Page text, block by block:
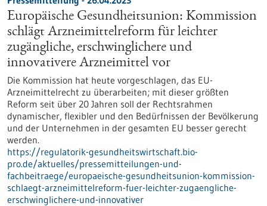
Europäische Gesundheitsunion: Kommission
schlägt Arzneimittelreform für leichter
zugängliche, erschwinglichere und
innovativere Arzneimittel vor
Die Kommission hat heute vorgeschlagen, das EU-
Arzneimittelrecht zu überarbeiten; mit dieser größten
Reform seit über 20 Jahren soll der Rechtsrahmen
dynamischer, flexibler und den Bedürfnissen der Bevölkerung
und der Unternehmen in der gesamten EU besser gerecht
werden.
https://regulatorik-gesundheitswirtschaft.bio-
pro.de/aktuelles/pressemitteilungen-und-
fachbeitraege/europaeische-gesundheitsunion-kommission-
schlaegt-arzneimittelreform-fuer-leichter-zugaengliche-
erschwinglichere-und-innovativer